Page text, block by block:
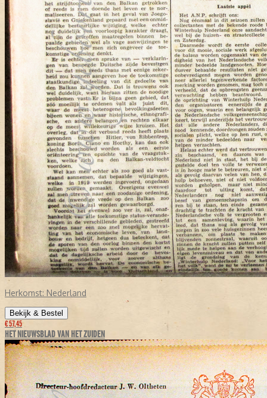
Herkomst: Nederland
Bekijk & Bestel
€ 57,45
HET NIEUWSBLAD VAN HET ZUIDEN